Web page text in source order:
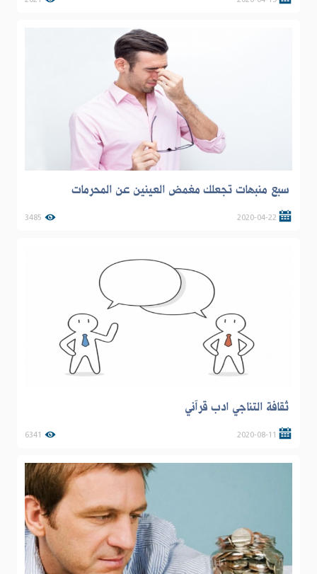
سبع منبهات تجعلك مغمض العينين عن المحرمات
2020-04-22
3485
ثقافة التناجي ادب قرآني
2020-08-11
6341